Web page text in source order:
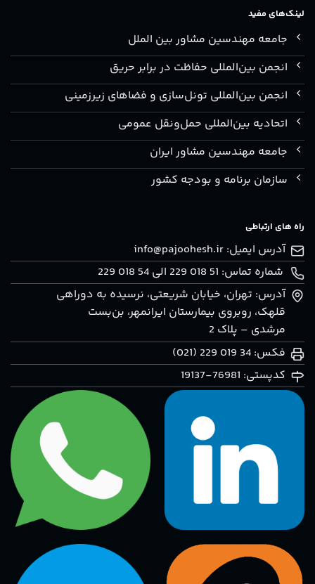
لینک‌های مفید
جامعه مهندسین مشاور بین الملل
انجمن بین‌المللی حفاظت در برابر حریق
انجمن بین‌المللی تونل‌سازی و فضاهای زیرزمینی
اتحادیه بین‌المللی حمل‌ونقل عمومی
جامعه مهندسین مشاور ایران
سازمان برنامه و بودجه کشور
راه های ارتباطی
آدرس ایمیل: info@pajoohesh.ir
شماره تماس: 51 018 229 الی 54 018 229
آدرس: تهران، خيابان شريعتی، نرسيده به دوراهی
قلهک، روبروی بيمارستان ايرانمهر، بن‌بست
مرشدی – پلاک 2
فکس: 34 019 229 (021)
کدپستی: 76981-19137